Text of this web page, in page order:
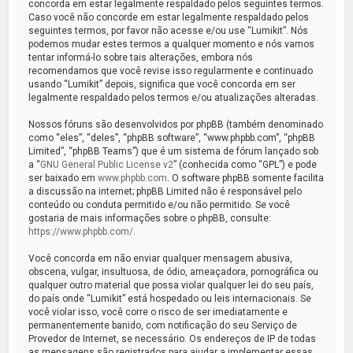
concorda em estar legalmente respaldado pelos seguintes termos.
Caso você não concorde em estar legalmente respaldado pelos
seguintes termos, por favor não acesse e/ou use “Lumikit”. Nós
podemos mudar estes termos a qualquer momento e nós vamos
tentar informá-lo sobre tais alterações, embora nós
recomendamos que você revise isso regularmente e continuado
usando “Lumikit” depois, significa que você concorda em ser
legalmente respaldado pelos termos e/ou atualizações alteradas.
Nossos fóruns são desenvolvidos por phpBB (também denominado
como “eles”, “deles”, “phpBB software”, “www.phpbb.com”, “phpBB
Limited”, “phpBB Teams”) que é um sistema de fórum lançado sob
a “GNU General Public License v2” (conhecida como “GPL”) e pode
ser baixado emwww.phpbb.com . O software phpBB somente facilita
a discussão na internet; phpBB Limited não é responsável pelo
conteúdo ou conduta permitido e/ou não permitido. Se você
gostaria de mais informações sobre o phpBB, consulte:
https://www.phpbb.com/
Você concorda em não enviar qualquer mensagem abusiva,
obscena, vulgar, insultuosa, de ódio, ameaçadora, pornográfica ou
qualquer outro material que possa violar qualquer lei do seu país,
do país onde “Lumikit” está hospedado ou leis internacionais. Se
você violar isso, você corre o risco de ser imediatamente e
permanentemente banido, com notificação do seu Serviço de
Provedor de Internet, se necessário. Os endereços de IP de todas